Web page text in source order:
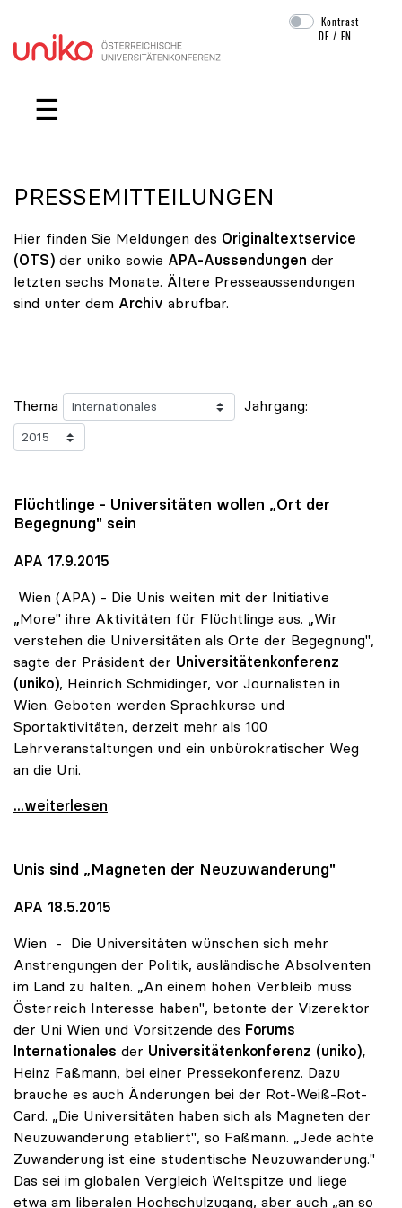
Navigation überspringen
Kontrast
DE /EN
☰
PRESSEMITTEILUNGEN
Hier finden Sie Meldungen des Originaltextservice
(OTS) der uniko sowie APA-Aussendungen der
letzten sechs Monate. Ältere Presseaussendungen
sind unter dem Archiv abrufbar.
Thema Jahrgang:
Flüchtlinge - Universitäten wollen „Ort der
Begegnung" sein
APA 17.9.2015
Wien (APA) - Die Unis weiten mit der Initiative
„More" ihre Aktivitäten für Flüchtlinge aus. „Wir
verstehen die Universitäten als Orte der Begegnung",
sagte der Präsident der Universitätenkonferenz
(uniko), Heinrich Schmidinger, vor Journalisten in
Wien. Geboten werden Sprachkurse und
Sportaktivitäten, derzeit mehr als 100
Lehrveranstaltungen und ein unbürokratischer Weg
an die Uni.
Flüchtlinge - Universitäten wollen „Ort der
...weiterlesen
Unis sind „Magneten der Neuzuwanderung"
APA 18.5.2015
Wien - Die Universitäten wünschen sich mehr
Anstrengungen der Politik, ausländische Absolventen
im Land zu halten. „An einem hohen Verbleib muss
Österreich Interesse haben", betonte der Vizerektor
der Uni Wien und Vorsitzende des Forums
Internationales der Universitätenkonferenz (uniko),
Heinz Faßmann, bei einer Pressekonferenz. Dazu
brauche es auch Änderungen bei der Rot-Weiß-Rot-
Card. „Die Universitäten haben sich als Magneten der
Neuzuwanderung etabliert", so Faßmann. „Jede achte
Zuwanderung ist eine studentische Neuzuwanderung."
Das sei im globalen Vergleich Weltspitze und liege
etwa am liberalen Hochschulzugang, aber auch „an so